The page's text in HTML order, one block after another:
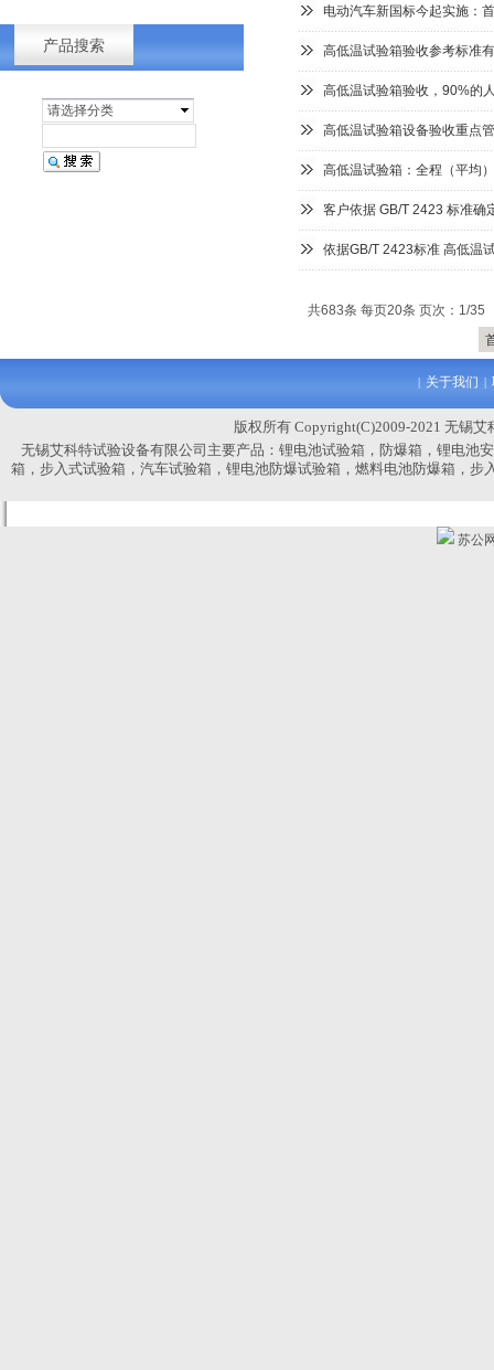
产品搜索
请选择分类
电动汽车新国标今起实施：
高低温试验箱验收参考标准
高低温试验箱验收，90%的
高低温试验箱设备验收重点
高低温试验箱：全程（平均
客户依据 GB/T 2423 标准确
依据GB/T 2423标准 高低温
共683条 每页20条 页次：1/35
版权所有 Copyright(C)2009-2021 无锡
无锡艾科特试验设备有限公司主要产品： 锂电池试验箱，防爆箱，锂电池
箱， 步入式试验箱，汽车试验箱，锂电池防爆试验箱，燃料电池防爆箱，
| 关于我们 |
苏公